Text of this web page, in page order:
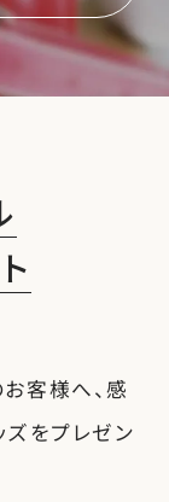
客様へ、感
をプレゼン